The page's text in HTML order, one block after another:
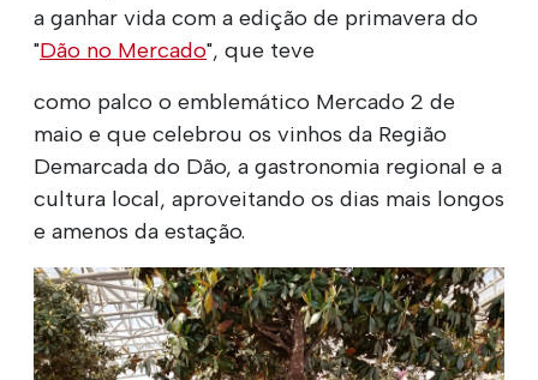
a ganhar vida com a edição de primavera do
"Dão no Mercado", que teve
como palco o emblemático Mercado 2 de
maio e que celebrou os vinhos da Região
Demarcada do Dão, a gastronomia regional e a
cultura local, aproveitando os dias mais longos
e amenos da estação.